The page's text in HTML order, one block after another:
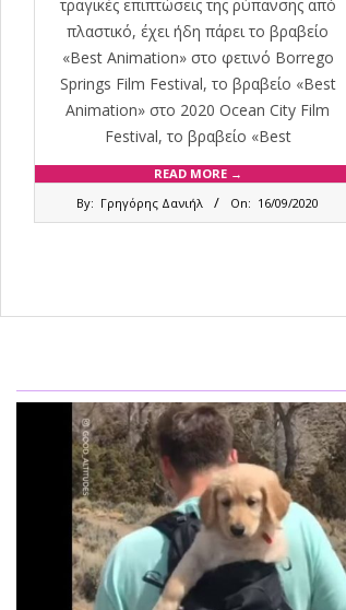
τραγικές επιπτώσεις της ρύπανσης από
πλαστικό, έχει ήδη πάρει το βραβείο
«Best Animation» στο φετινό Borrego
Springs Film Festival, το βραβείο «Best
Animation» στο 2020 Ocean City Film
Festival, το βραβείο «Best
READ MORE →
By: Γρηγόρης Δανιήλ On: 16/09/2020